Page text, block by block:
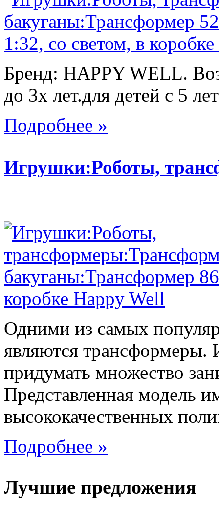
Бренд: HAPPY WELL.
до 3х лет.для детей с 5 лет
Подробнее »
Игрушки:Роботы,
Одними из самых
являются
придумать множество
Представленная модель
высококачественных
Подробнее »
Лучшие предложения